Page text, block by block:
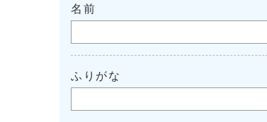
名前
ふりがな